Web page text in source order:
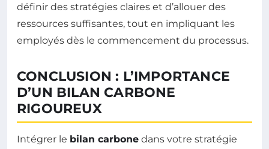
définir des stratégies claires et d’allouer des
ressources suffisantes, tout en impliquant les
employés dès le commencement du processus.
CONCLUSION : L’IMPORTANCE
D’UN BILAN CARBONE
RIGOUREUX
Intégrer le bilan carbone dans votre stratégie